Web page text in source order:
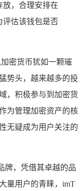
放，合理安排在
评估该钱包是否
密货币犹如一颗璀
势头，越来越多的投
，积极参与到加密货
为管理加密资产的核
无疑成为用户关注的
牌，凭借其卓越的品
量用户的青睐，imT